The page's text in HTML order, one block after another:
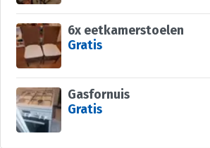
6x eetkamerstoelen
Gratis
Gasfornuis
Gratis